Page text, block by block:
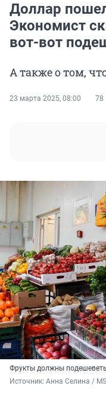
Доллар
Экономист
вот-вот
А также о том,
23 марта 2025, 08:00 78
Фрукты должны
Источник: Анна Селина /